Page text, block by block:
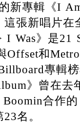
新專輯《I
張新唱片在
Was》是21
Offset和
專輯
》曾在
合作的
名。